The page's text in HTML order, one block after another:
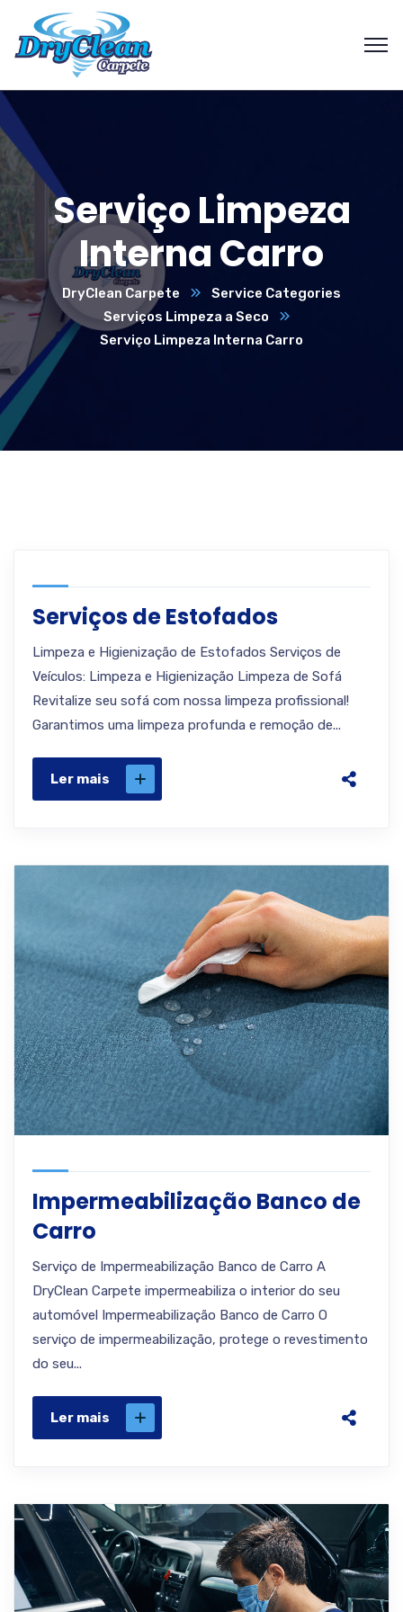
Serviço Limpeza
Interna Carro
DryClean Carpete
Service Categories
Serviços Limpeza a Seco
Serviço Limpeza Interna Carro
Serviços de Estofados
Limpeza e Higienização de Estofados Serviços de
Veículos: Limpeza e Higienização Limpeza de Sofá
Revitalize seu sofá com nossa limpeza profissional!
Garantimos uma limpeza profunda e remoção de...
Ler mais
Impermeabilização Banco de
Carro
Serviço de Impermeabilização Banco de Carro A
DryClean Carpete impermeabiliza o interior do seu
automóvel Impermeabilização Banco de Carro O
serviço de impermeabilização, protege o revestimento
do seu...
Ler mais